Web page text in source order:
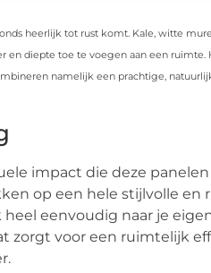
heerlijk tot rust komt. Kale, witte
diepte toe te voegen aan een
namelijk een prachtige,
impact die deze
op een hele stijlvolle en
eenvoudig naar je
zorgt voor een ruimtelijk